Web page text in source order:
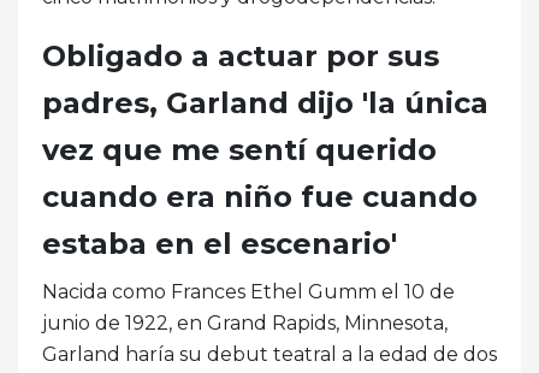
Obligado a actuar por sus
padres, Garland dijo 'la única
vez que me sentí querido
cuando era niño fue cuando
estaba en el escenario'
Nacida como Frances Ethel Gumm el 10 de
junio de 1922, en Grand Rapids, Minnesota,
Garland haría su debut teatral a la edad de dos